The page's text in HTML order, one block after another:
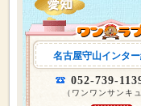
名古屋守山インタ
052-739-
（ワンワンサンキュ